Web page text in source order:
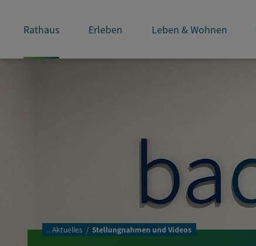
Rathaus Erleben Leben & Wohnen
.. Aktuelles Stellungnahmen und Videos